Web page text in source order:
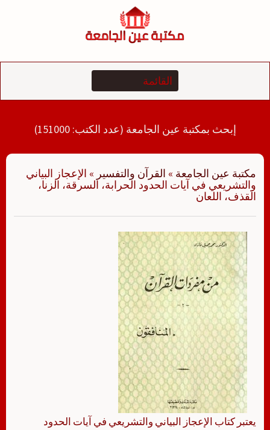
إبحث بمكتبة عين الجامعة (عدد الكتب: 151000)
مكتبة عين الجامعة » القرآن والتفسير » الإعجاز البياني
والتشريعي في آيات الحدود الحرابة، السرقة، الزنا،
القذف، اللعان
يعتبر كتاب الإعجاز البياني والتشريعي في آيات الحدود